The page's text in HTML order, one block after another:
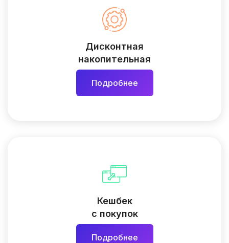
Дисконтная
накопительная
Подробнее
Кешбек
с покупок
Подробнее